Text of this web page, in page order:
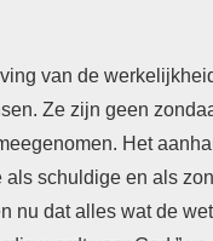
van de
Ze zijn geen
Het
schuldige en als
nu dat alles wat de